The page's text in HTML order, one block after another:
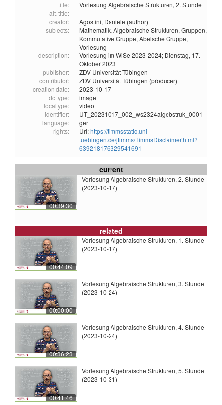
title:
Vorlesung Algebraische Strukturen, 2. Stunde
alt. title:
creator:
Agostini, Daniele (author)
subjects:
Mathematik, Algebraische Strukturen, Gruppen,
Kommutative Gruppe, Abelsche Gruppe,
Vorlesung
description:
Vorlesung im WiSe 2023-2024; Dienstag, 17.
Oktober 2023
publisher:
ZDV Universität Tübingen
contributor:
ZDV Universität Tübingen (producer)
creation date:
2023-10-17
dc type:
image
localtype:
video
identifier:
UT_20231017_002_ws2324algebstruk_0001
language:
ger
rights:
Url:https://timmsstatic.uni-
tuebingen.de/jtimms/TimmsDisclaimer.html?
639218176329541691
current
00:39:30
Vorlesung Algebraische Strukturen, 2. Stunde
(2023-10-17)
related
00:44:09
Vorlesung Algebraische Strukturen, 1. Stunde
(2023-10-17)
00:00:00
Vorlesung Algebraische Strukturen, 3. Stunde
(2023-10-24)
00:36:23
Vorlesung Algebraische Strukturen, 4. Stunde
(2023-10-24)
00:41:46
Vorlesung Algebraische Strukturen, 5. Stunde
(2023-10-31)